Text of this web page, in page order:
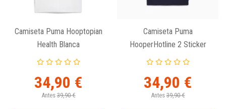
Camiseta Puma Hooptopian
Health Blanca
34,90 €
Antes 39,90 €
Camiseta Puma
HooperHotline 2 Sticker
Pack
34,90 €
Antes 39,90 €